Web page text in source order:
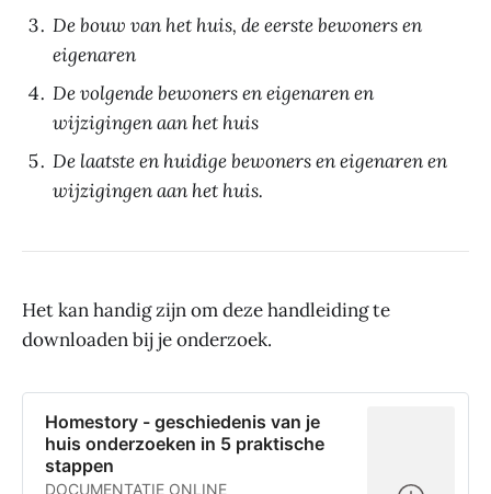
De bouw van het huis, de eerste bewoners en
eigenaren
De volgende bewoners en eigenaren en
wijzigingen aan het huis
De laatste en huidige bewoners en eigenaren en
wijzigingen aan het huis.
Het kan handig zijn om deze handleiding te
downloaden bij je onderzoek.
Homestory - geschiedenis van je
huis onderzoeken in 5 praktische
stappen
DOCUMENTATIE ONLINE